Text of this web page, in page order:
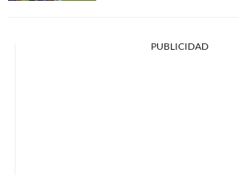
PUBLICIDAD